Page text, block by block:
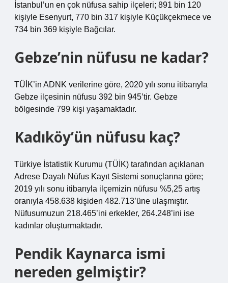
İstanbul’un en çok nüfusa sahip ilçeleri; 891 bin 120
kişiyle Esenyurt, 770 bin 317 kişiyle Küçükçekmece ve
734 bin 369 kişiyle Bağcılar.
Gebze’nin nüfusu ne kadar?
TÜİK’in ADNK verilerine göre, 2020 yılı sonu itibarıyla
Gebze ilçesinin nüfusu 392 bin 945’tir. Gebze
bölgesinde 799 kişi yaşamaktadır.
Kadıköy’ün nüfusu kaç?
Türkiye İstatistik Kurumu (TÜİK) tarafından açıklanan
Adrese Dayalı Nüfus Kayıt Sistemi sonuçlarına göre;
2019 yılı sonu itibarıyla ilçemizin nüfusu %5,25 artış
oranıyla 458.638 kişiden 482.713’üne ulaşmıştır.
Nüfusumuzun 218.465’ini erkekler, 264.248’ini ise
kadınlar oluşturmaktadır.
Pendik Kaynarca ismi
nereden gelmiştir?